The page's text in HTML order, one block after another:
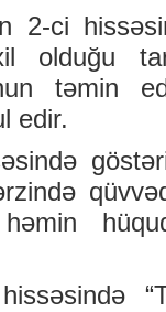
2-ci
olduğu
təmin
edir.